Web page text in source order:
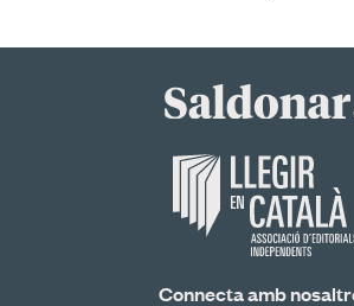
Connecta amb